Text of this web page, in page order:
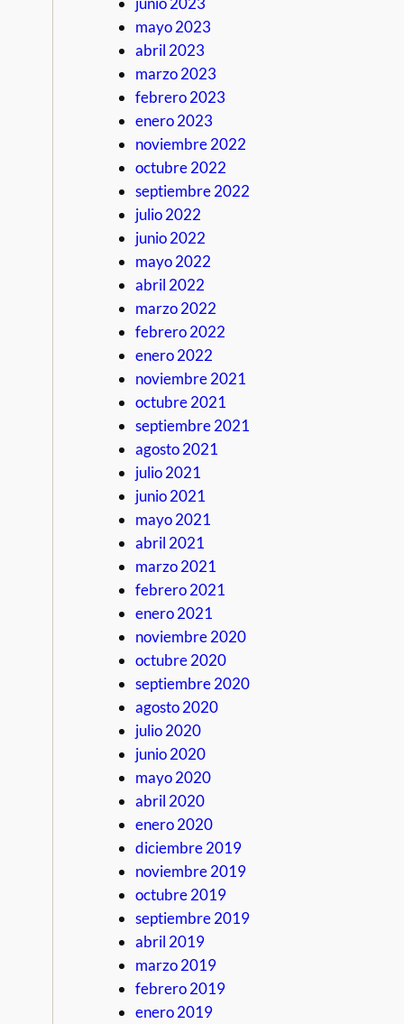
mayo 2023
abril 2023
marzo 2023
febrero 2023
enero 2023
noviembre 2022
octubre 2022
septiembre 2022
julio 2022
junio 2022
mayo 2022
abril 2022
marzo 2022
febrero 2022
enero 2022
noviembre 2021
octubre 2021
septiembre 2021
agosto 2021
julio 2021
junio 2021
mayo 2021
abril 2021
marzo 2021
febrero 2021
enero 2021
noviembre 2020
octubre 2020
septiembre 2020
agosto 2020
julio 2020
junio 2020
mayo 2020
abril 2020
enero 2020
diciembre 2019
noviembre 2019
octubre 2019
septiembre 2019
abril 2019
marzo 2019
febrero 2019
enero 2019